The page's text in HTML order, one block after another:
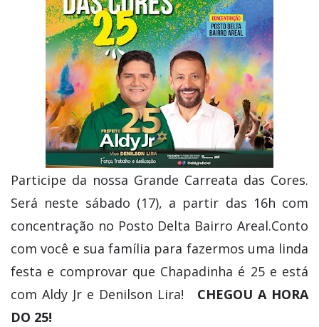
Participe da nossa Grande Carreata das Cores.
Será neste sábado (17), a partir das 16h com
concentração no Posto Delta Bairro Areal.Conto
com você e sua família para fazermos uma linda
festa e comprovar que Chapadinha é 25 e está
com Aldy Jr e Denilson Lira! ⁣
CHEGOU A HORA
DO 25!